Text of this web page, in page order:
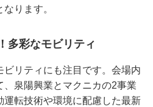
ります。
多彩なモビリティ
ビリティにも注目です。会場内
泉陽興業とマクニカの2事業
転技術や環境に配慮した最新